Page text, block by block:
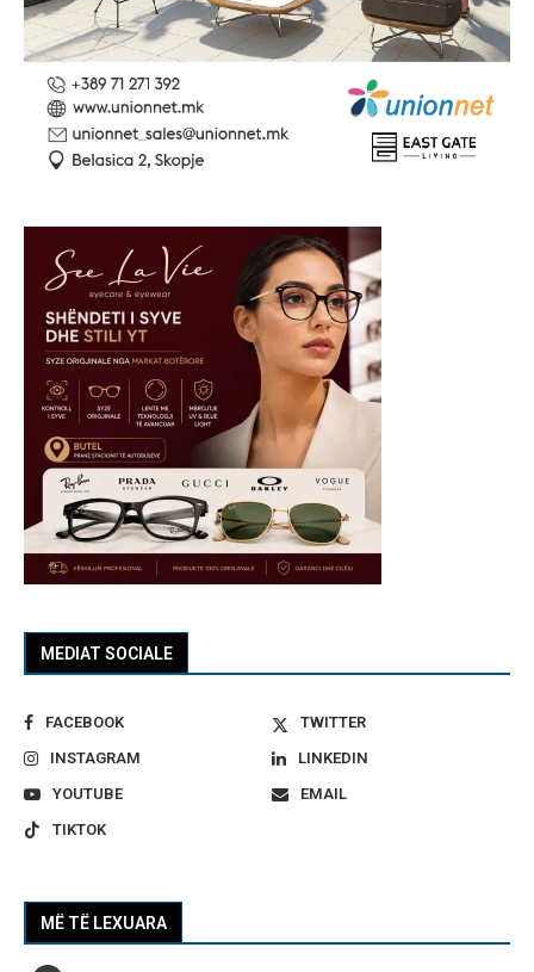
MEDIAT SOCIALE
FACEBOOK
TWITTER
INSTAGRAM
LINKEDIN
YOUTUBE
EMAIL
TIKTOK
MË TË LEXUARA